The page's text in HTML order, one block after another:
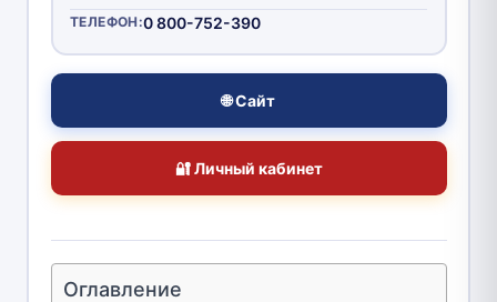
ТЕЛЕФОН:0 800-752-390
🌐 Сайт
🔐 Личный кабинет
Оглавление